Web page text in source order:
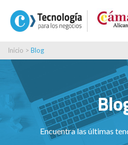
Inicio > Blog
Encuentra las últimas